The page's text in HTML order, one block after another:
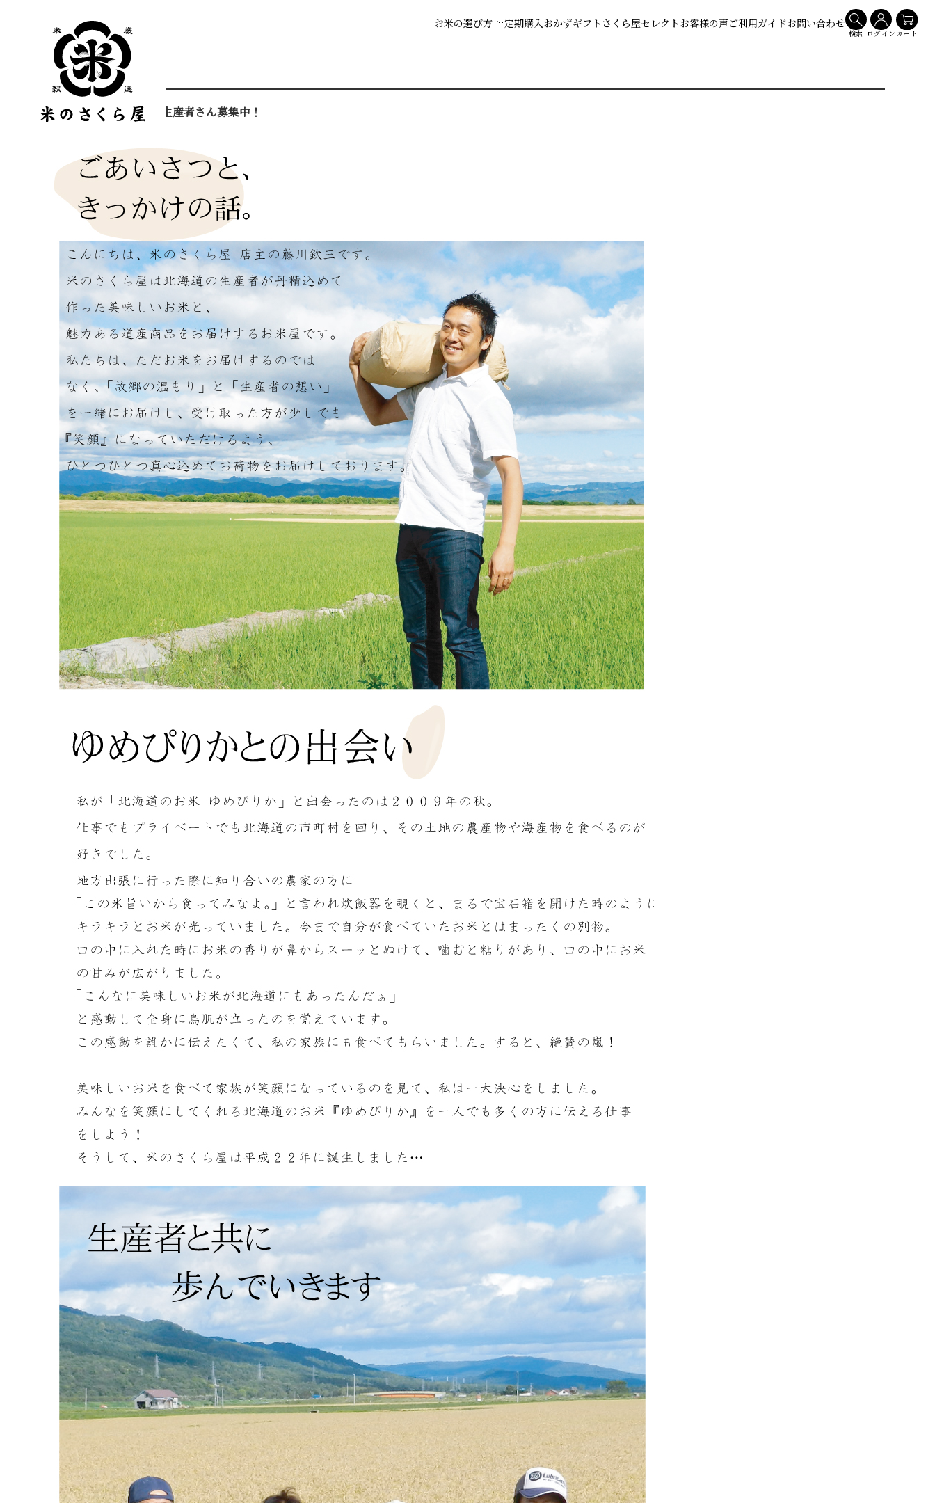
お米の選び方 定期購入おかずギフト さくら屋セレクト お客様の声ご利用ガイドお問い合わせ
検索 ログイン カート
お米作りに自信のある生産者さん募集中！